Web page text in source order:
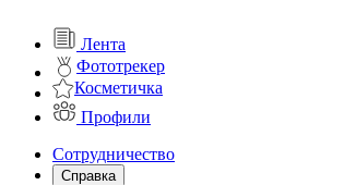
Лента
Фототрекер
Косметичка
Профили
Сотрудничество
Справка